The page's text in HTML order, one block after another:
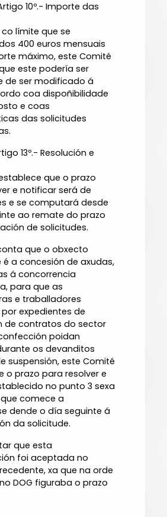
10º.- Importe das
co límite que se
400 euros mensuais
máximo, este Comité
este podería ser
de ser modificado á
coa dispoñibilidade
e coas
das solicitudes
13º.- Resolución e
que o prazo
e notificar será de
e se computará desde
ao remate do prazo
de solicitudes.
que o obxecto
a concesión de axudas,
á concorrencia
para que as
e traballadores
expedientes de
de contratos do sector
poidan
os devanditos
suspensión, este Comité
o prazo para resolver e
no punto 3 sexa
que comece a
dende o día seguinte á
da solicitude.
que esta
foi aceptada no
xa que na orde
DOG figuraba o prazo